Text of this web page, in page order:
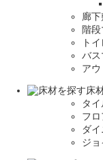
廊下
階段
ト
バス
アウ
床
タ
フ
ダ
ジ